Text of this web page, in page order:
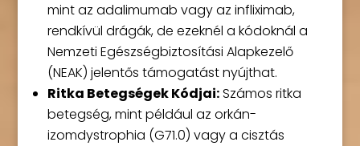
mint az adalimumab vagy az infliximab,
rendkívül drágák, de ezeknél a kódoknál a
Nemzeti Egészségbiztosítási Alapkezelő
(NEAK) jelentős támogatást nyújthat.
Ritka Betegségek Kódjai:Számos ritka
betegség, mint például az orkán-
izomdystrophia (G71.0) vagy a cisztás